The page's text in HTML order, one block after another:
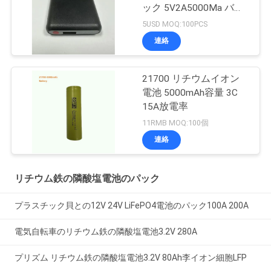
ック 5V2A5000Ma バッ
テリー
5USD MOQ:100PCS
連絡
21700 リチウムイオン
電池 5000mAh容量 3C
15A放電率
11RMB MOQ:100個
連絡
リチウム鉄の隣酸塩電池のパック
プラスチック貝との12V 24V LiFePO4電池のパック100A 200A
電気自転車のリチウム鉄の隣酸塩電池3.2V 280A
プリズム リチウム鉄の隣酸塩電池3.2V 80Ah李イオン細胞LFP